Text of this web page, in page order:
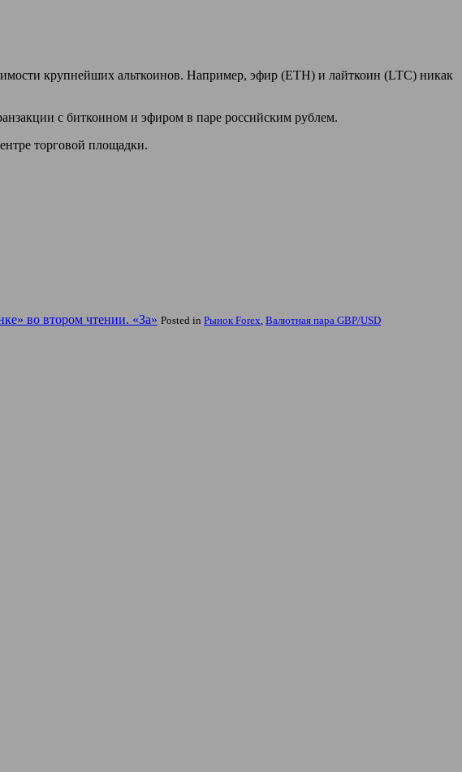
крупнейших альткоинов. Например, эфир (ETH) и лайткоин (LTC) никак
с биткоином и эфиром в паре российским рублем.
торговой площадки.
во втором чтении. «За» Posted in Рынок Forex, Валютная пара GBP/USD